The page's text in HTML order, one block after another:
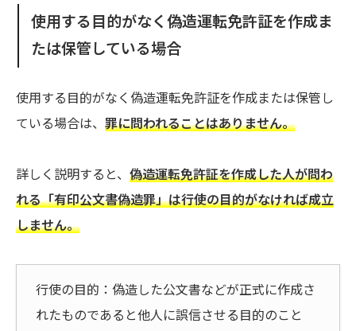
使用する目的がなく偽造運転免許証を作成ま
たは保管している場合
使用する目的がなく偽造運転免許証を作成または保管し
ている場合は、 罪に問われることはありません。
詳しく説明すると、 偽造運転免許証を作成した人が問わ
れる「有印公文書偽造罪」は行使の目的がなければ成立
しません。
行使の目的：偽造した公文書などが正式に作成さ
れたものであると他人に誤信させる目的のこと